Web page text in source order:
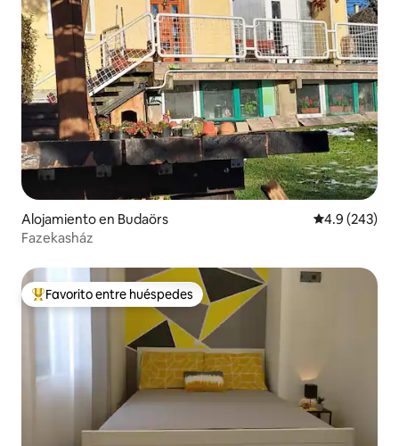
Alojamiento en Budaörs Calificación
4.9 (243)
Fazekasház
Favorito entre huéspedes preferido
Favorito entre huéspedes